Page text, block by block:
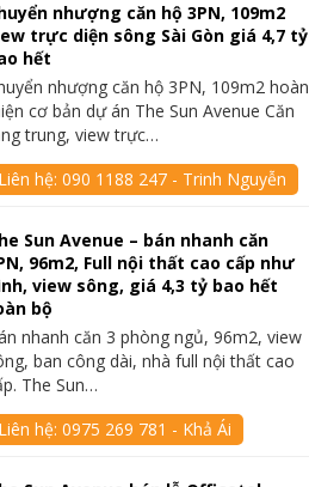
nhượng căn hộ 3PN, 109m2
trực diện sông Sài Gòn giá 4,7 tỷ
hết
nhượng căn hộ 3PN, 109m2 hoàn
cơ bản dự án The Sun Avenue Căn
trung, view trực…
Liên hệ:090 1188 247 - Trinh Nguyễn
Sun Avenue – bán nhanh căn
96m2, Full nội thất cao cấp như
view sông, giá 4,3 tỷ bao hết
bộ
nhanh căn 3 phòng ngủ, 96m2, view
ban công dài, nhà full nội thất cao
The Sun…
Liên hệ:0975 269 781 - Khả Ái